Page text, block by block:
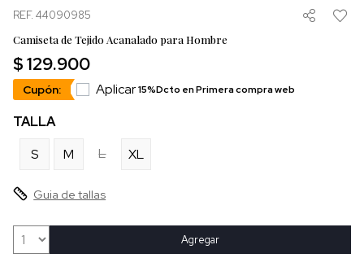
REF. 44090985
Camiseta de Tejido Acanalado para Hombre
$ 129.900
Cupón: Aplicar15%Dcto en Primera compra web
TALLA
S
M L XL
Guia de tallas
Agregar